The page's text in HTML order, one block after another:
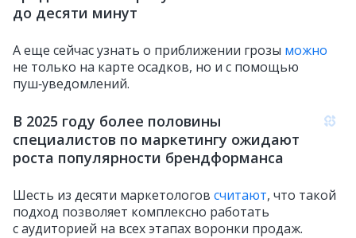
до десяти минут
А еще сейчас узнать о приближении грозы можно
не только на карте осадков, но и с помощью
пуш‑уведомлений.
В 2025 году более половины
специалистов по маркетингу ожидают
роста популярности брендформанса
Шесть из десяти маркетологов считают, что такой
подход позволяет комплексно работать
с аудиторией на всех этапах воронки продаж.